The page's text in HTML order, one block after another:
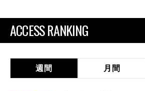
ACCESS RANKING
週間 月間